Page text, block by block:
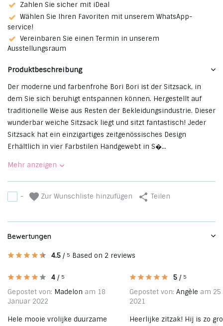
Zahlen Sie sicher mit iDeal
Wählen Sie Ihren Favoriten mit unserem WhatsApp-
service!
Vereinbaren Sie einen Termin in unserem
Ausstellungsraum
Produktbeschreibung
Der moderne und farbenfrohe Bori Bori ist der Sitzsack, in
dem Sie sich beruhigt entspannen können. Hergestellt auf
traditionelle Weise aus Resten der Bekleidungsindustrie. Dieser
wunderbar weiche Sitzsack liegt und sitzt fantastisch! Jeder
Sitzsack hat ein einzigartiges zeitgenössisches Design
Erhältlich in vier Farbstilen Handgewebt in S�...
Mehr anzeigen
- Zur Wunschliste hinzufügen Teilen
Bewertungen
4.5 / 5 Based on 2 reviews
4 / 5
Gepostet von: Madelon am 18
Januar 2022
Hele mooie vrolijke duurzame
5 / 5
Gepostet von: Angèle am 25
2021
Heerlijke zitzak! Hij is zo